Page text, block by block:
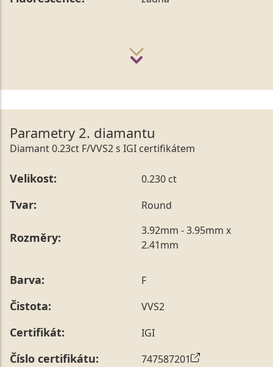
Parametry 2. diamantu
Diamant 0.23ct F/VVS2 s IGI certifikátem
Velikost: 0.230 ct
Tvar: Round
Rozměry:
3.92mm - 3.95mm x
2.41mm
Barva: F
Čistota: VVS2
Certifikát: IGI
Číslo certifikátu: 747587201